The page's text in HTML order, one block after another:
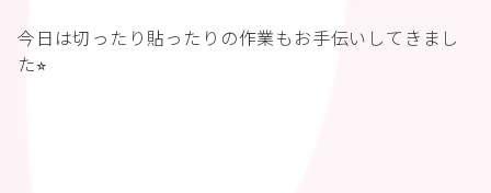
今日は切ったり貼ったりの作業もお手伝いしてきまし
た⭐︎